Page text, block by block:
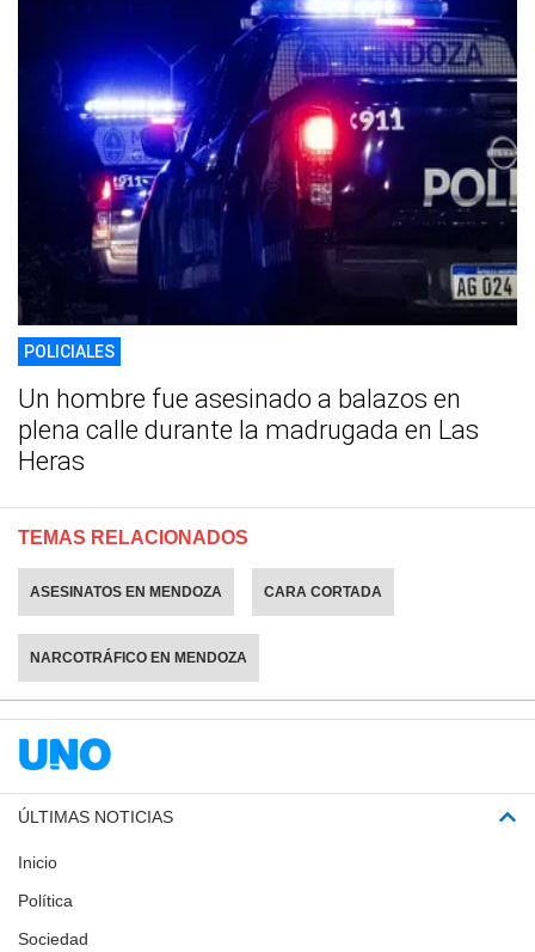
POLICIALES
Un hombre fue asesinado a balazos en
plena calle durante la madrugada en Las
Heras
TEMAS RELACIONADOS
ASESINATOS EN MENDOZA CARA CORTADA
NARCOTRÁFICO EN MENDOZA
ÚLTIMAS NOTICIAS
Inicio
Política
Sociedad